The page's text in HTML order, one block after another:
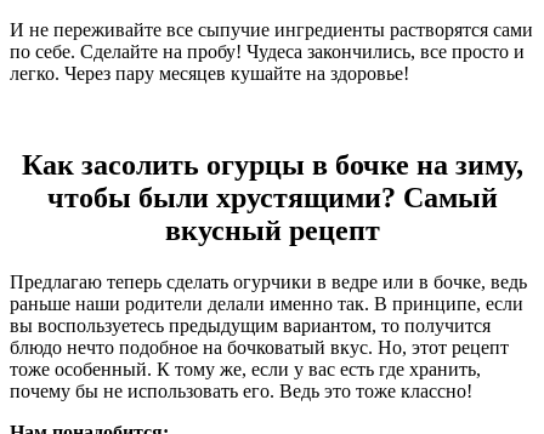
И не переживайте все сыпучие ингредиенты растворятся сами
по себе. Сделайте на пробу! Чудеса закончились, все просто и
легко. Через пару месяцев кушайте на здоровье!
Как засолить огурцы в бочке на зиму,
чтобы были хрустящими? Самый
вкусный рецепт
Предлагаю теперь сделать огурчики в ведре или в бочке, ведь
раньше наши родители делали именно так. В принципе, если
вы воспользуетесь предыдущим вариантом, то получится
блюдо нечто подобное на бочковатый вкус. Но, этот рецепт
тоже особенный. К тому же, если у вас есть где хранить,
почему бы не использовать его. Ведь это тоже классно!